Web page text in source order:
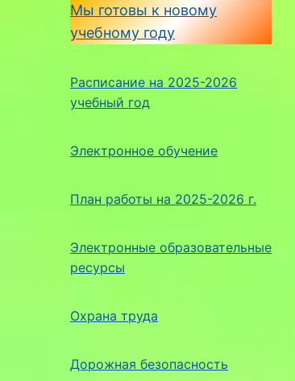
Мы готовы к новому
учебному году
Расписание на 2025-2026
учебный год
Электронное обучение
План работы на 2025-2026 г.
Электронные образовательные
ресурсы
Охрана труда
Дорожная безопасность